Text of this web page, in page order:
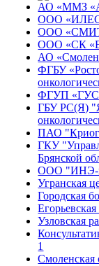
АО «ММЗ
ООО
ООО
ООО «СК
АО
ФГБУ
ФГУП
ГБУ РС(Я)
ПАО
ГКУ
Брянской
ООО "ИНЭ-
Угранская
Городская
Узловская
1
Смоленская